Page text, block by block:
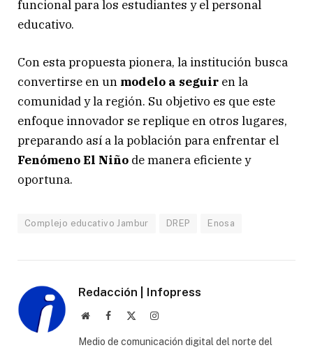
funcional para los estudiantes y el personal
educativo.
Con esta propuesta pionera, la institución busca
convertirse en un modelo a seguir en la
comunidad y la región. Su objetivo es que este
enfoque innovador se replique en otros lugares,
preparando así a la población para enfrentar el
Fenómeno El Niño de manera eficiente y
oportuna.
Complejo educativo Jambur DREP Enosa
Redacción | Infopress
WebsiteFacebook Instagram
Medio de comunicación digital del norte del